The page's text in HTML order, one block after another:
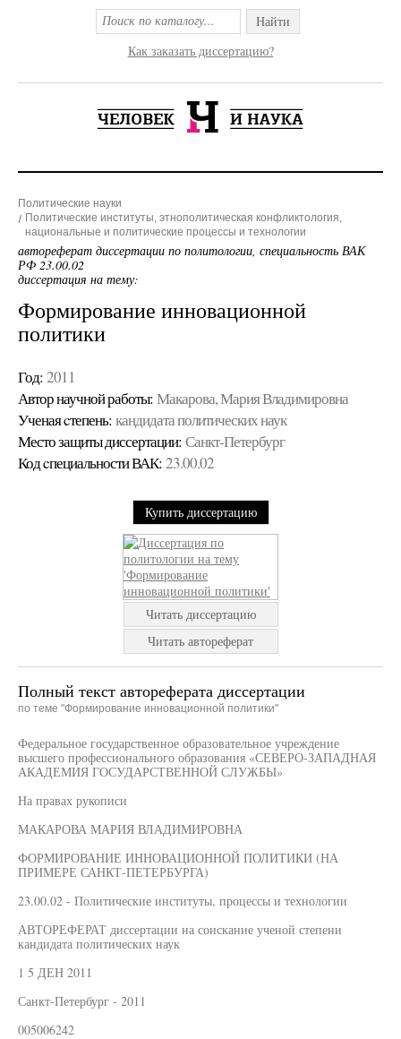
Найти
Как заказать диссертацию?
Политические науки
Политические институты, этнополитическая конфликтология,
национальные и политические процессы и технологии
автореферат диссертации по политологии, специальность ВАК
РФ 23.00.02
диссертация на тему:
Формирование инновационной
политики
Год: 2011
Автор научной работы: Макарова, Мария Владимировна
Ученая cтепень: кандидата политических наук
Место защиты диссертации: Санкт-Петербург
Код cпециальности ВАК: 23.00.02
Купить диссертацию
Читать диссертацию
Читать автореферат
Полный текст автореферата диссертации
по теме "Формирование инновационной политики"
Федеральное государственное образовательное учреждение
высшего профессионального образования «СЕВЕРО-ЗАПАДНАЯ
АКАДЕМИЯ ГОСУДАРСТВЕННОЙ СЛУЖБЫ»
На правах рукописи
МАКАРОВА МАРИЯ ВЛАДИМИРОВНА
ФОРМИРОВАНИЕ ИННОВАЦИОННОЙ ПОЛИТИКИ (НА
ПРИМЕРЕ САНКТ-ПЕТЕРБУРГА)
23.00.02 - Политические институты, процессы и технологии
АВТОРЕФЕРАТ диссертации на соискание ученой степени
кандидата политических наук
1 5 ДЕН 2011
Санкт-Петербург - 2011
005006242